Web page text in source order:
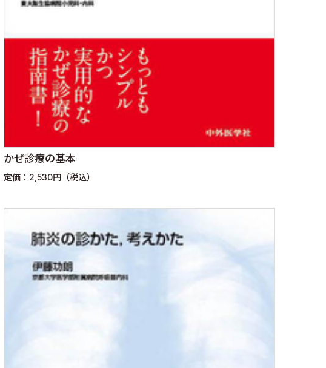
かぜ診療の基本
定価：2,530円（税込）